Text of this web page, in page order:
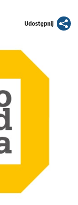
Udostępnijartykuł